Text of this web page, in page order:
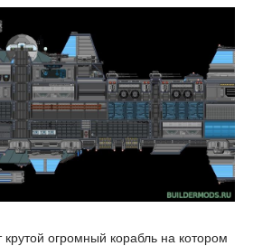
огромный корабль на котором